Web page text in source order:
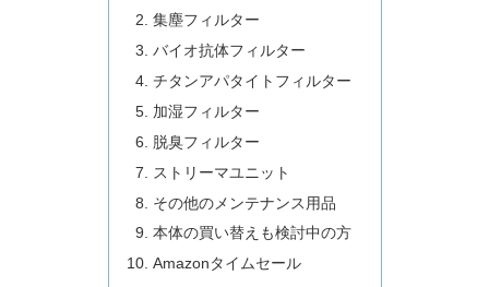
集塵フィルター
バイオ抗体フィルター
チタンアパタイトフィルター
加湿フィルター
脱臭フィルター
ストリーマユニット
その他のメンテナンス用品
本体の買い替えも検討中の方
Amazonタイムセール